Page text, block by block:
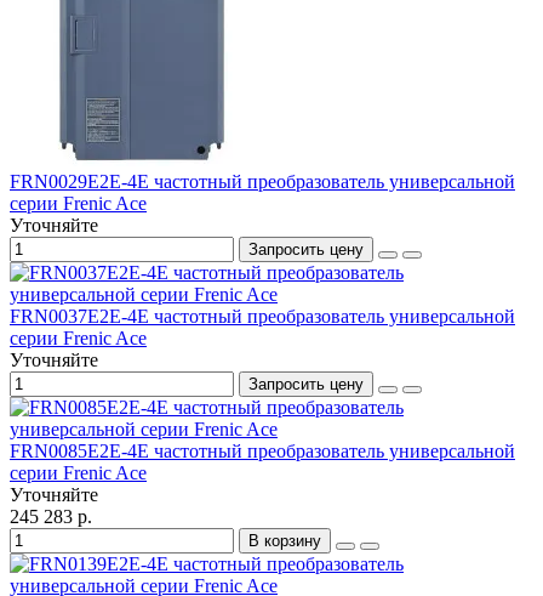
FRN0029E2E-4E частотный преобразователь универсальной
серии Frenic Ace
Уточняйте
Запросить цену
FRN0037E2E-4E частотный преобразователь универсальной
серии Frenic Ace
Уточняйте
Запросить цену
FRN0085E2E-4E частотный преобразователь универсальной
серии Frenic Ace
Уточняйте
245 283 р.
В корзину